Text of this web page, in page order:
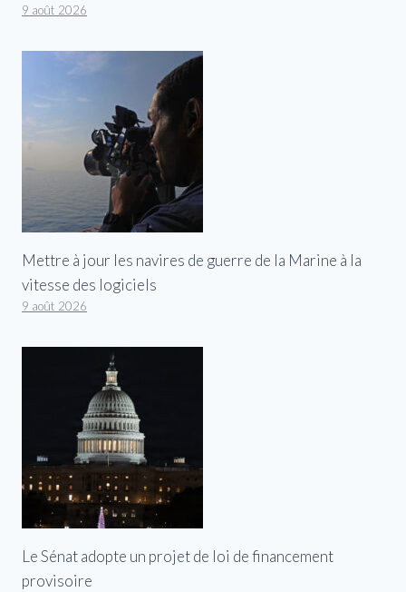
9 août 2026
Mettre à jour les navires de guerre de la Marine à la
vitesse des logiciels
9 août 2026
Le Sénat adopte un projet de loi de financement
provisoire